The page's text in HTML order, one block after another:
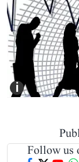
i
Follow us